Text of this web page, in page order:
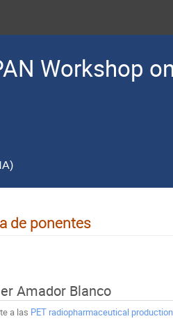
Workshop
de ponentes
Amador Blanco
a las PET radiopharmaceutical